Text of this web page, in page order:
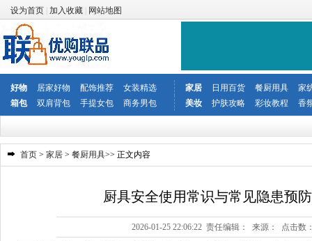
设为首页 加入收藏 网站地图
好物 居家好物 配饰推荐 女装精选 家居 日用百货 餐厨用具
家
箱包
双肩背包 手提女包 商务男包 美妆 护肤攻略 彩妆教程 香
首页 > 家居 > 餐厨用具>> 正文内容
厨具安全使用常识与常见隐患预
2026-01-25 22:06:22 责任编辑： 来源： 点击数